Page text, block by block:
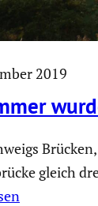
2019
gleich